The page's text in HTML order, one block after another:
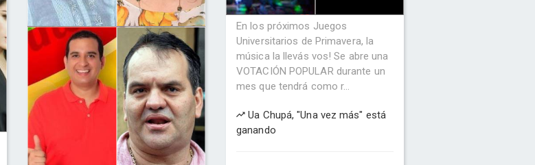
En los próximos Juegos
Universitarios de Primavera, la
música la llevás vos! Se abre una
VOTACIÓN POPULAR durante un
mes que tendrá como r...
Ua Chupá, "Una vez más" está
ganando